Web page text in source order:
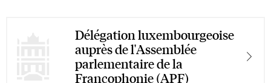
Délégation luxembourgeoise
auprès de l'Assemblée
parlementaire de la
Francophonie (APF)